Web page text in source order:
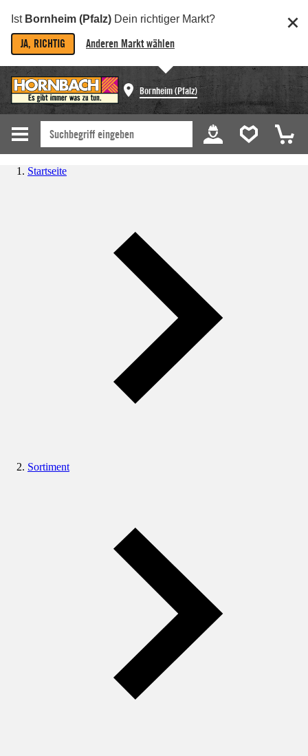
Ist Bornheim (Pfalz) Dein richtiger Markt?
JA, RICHTIG Anderen Markt wählen
Bornheim (Pfalz)
Startseite
Sortiment